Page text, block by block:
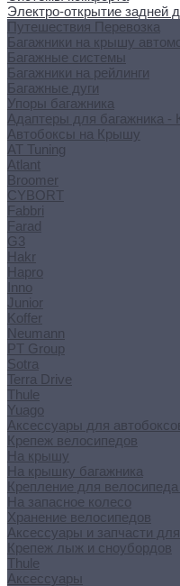
Электро-открытие задней
Путешествия Перевозка
Багажники на крышу
Багажные системы
Багажники на рейлинги
Багажные дуги
Упоры багажника
Адаптеры для багажника -
Автобоксы на Крышу
AT Tuning
Atlant
Broomer
CYBORT
Fabbri
Farad
G3
Hakr
Hapro
Inno
Junior
Koffer
Neumann
PT Group
Sotra
Terra Drive
Thule
Yuago
Аксессуары для
Крепеж велосипедов
На крышу
На крышку багажника
Крепление для
На запасное колесо
Хранение велосипедов
Аксессуары и запчасти
Крепеж лыж и сноубордов
Thule
Аксессуары